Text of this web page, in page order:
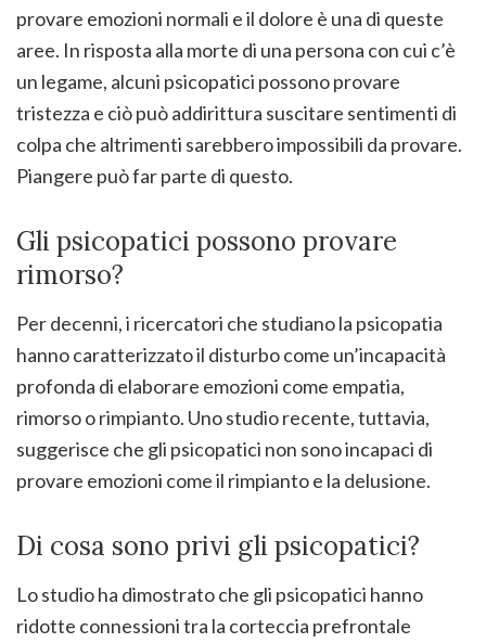
provare emozioni normali e il dolore è una di queste
aree. In risposta alla morte di una persona con cui c’è
un legame, alcuni psicopatici possono provare
tristezza e ciò può addirittura suscitare sentimenti di
colpa che altrimenti sarebbero impossibili da provare.
Piangere può far parte di questo.
Gli psicopatici possono provare
rimorso?
Per decenni, i ricercatori che studiano la psicopatia
hanno caratterizzato il disturbo come un’incapacità
profonda di elaborare emozioni come empatia,
rimorso o rimpianto. Uno studio recente, tuttavia,
suggerisce che gli psicopatici non sono incapaci di
provare emozioni come il rimpianto e la delusione.
Di cosa sono privi gli psicopatici?
Lo studio ha dimostrato che gli psicopatici hanno
ridotte connessioni tra la corteccia prefrontale